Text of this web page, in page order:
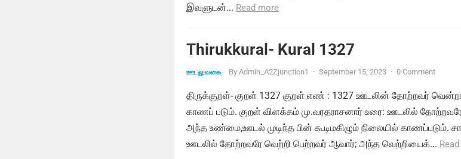
இவளுடன்... Read more
Thirukkural- Kural 1327
ஊடலுவகை By Admin_A2Zjunction1 · September 15, 2023 · 0 Comment
திருக்குறள்- குறள் 1327 குறள் எண் : 1327 ஊடலின் தோற்றவர்
காணப் படும். குறள் விளக்கம் மு.வரதராசனார் உரை: ஊடலில்
அந்த உண்மை,ஊடல் முடிந்த பின் கூடிமகிழும் நிலையில் காணப்படும்.
ஊடலில் தோற்றவரே வெற்றி பெற்றவர் ஆவார்; அந்த வெற்றியைக்...